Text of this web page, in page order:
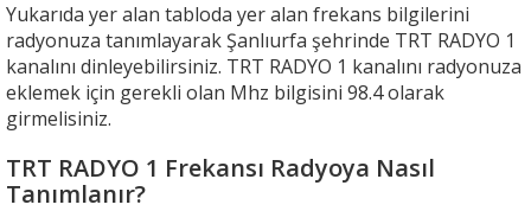
Yukarıda yer alan tabloda yer alan frekans bilgilerini
radyonuza tanımlayarak Şanlıurfa şehrinde TRT RADYO 1
kanalını dinleyebilirsiniz. TRT RADYO 1 kanalını radyonuza
eklemek için gerekli olan Mhz bilgisini 98.4 olarak
girmelisiniz.
TRT RADYO 1 Frekansı Radyoya Nasıl
Tanımlanır?